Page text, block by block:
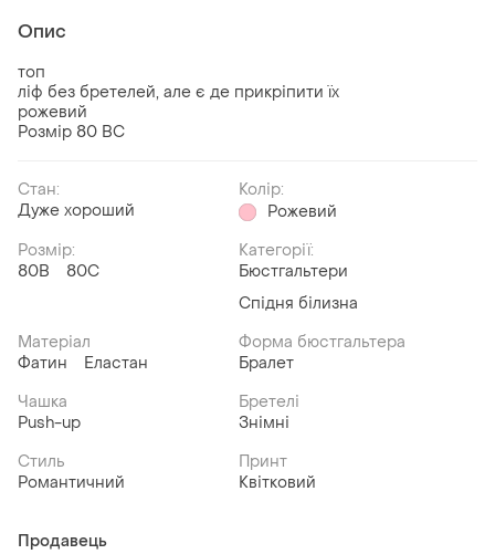
Опис
топ
ліф без бретелей, але є де прикріпити їх
рожевий
Розмір 80 ВС
Стан:
Дуже хороший
Колір:
Рожевий
Розмір:
80B
80C
Категорії:
Бюстгальтери
Спідня білизна
Матеріал
Фатин
Еластан
Форма бюстгальтера
Бралет
Чашка
Push-up
Бретелі
Знімні
Стиль
Романтичний
Принт
Квітковий
Продавець